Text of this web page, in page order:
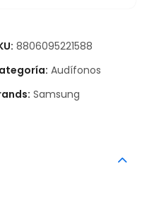
8806095221588
Audífonos
Samsung